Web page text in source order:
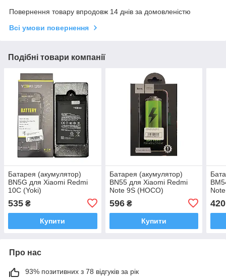
Повернення товару впродовж 14 днів за домовленістю
Всі умови повернення
Подібні товари компанії
Батарея (акумулятор)
BN5G для Xiaomi Redmi
10C (Yoki)
535 ₴
Купити
Батарея (акумулятор)
BN55 для Xiaomi Redmi
Note 9S (HOCO)
596₴
Купити
420
Про нас
93% позитивних з 78 відгуків за рік